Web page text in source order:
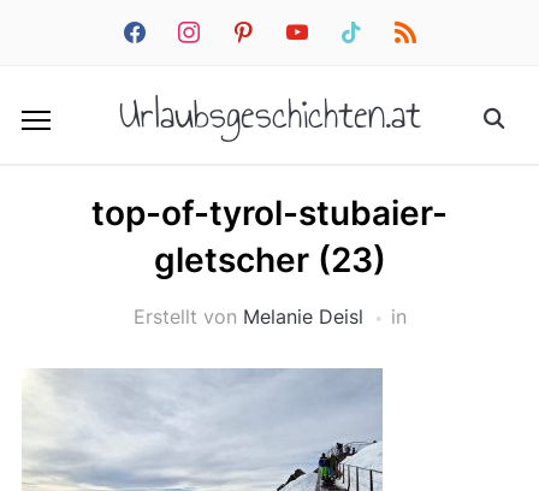
facebookinstagrampinterestyoutube tiktok rss
Urlaubsgeschichten.at
top-of-tyrol-stubaier-
gletscher (23)
Erstellt von Melanie Deisl in